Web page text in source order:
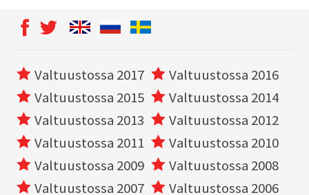
Valtuustossa 2017
Valtuustossa 2016
Valtuustossa 2015
Valtuustossa 2014
Valtuustossa 2013
Valtuustossa 2012
Valtuustossa 2011
Valtuustossa 2010
Valtuustossa 2009
Valtuustossa 2008
Valtuustossa 2007
Valtuustossa 2006